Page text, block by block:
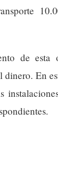
de esta
En